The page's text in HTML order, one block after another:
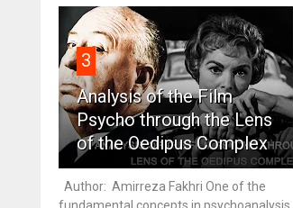
3
Analysis of the Film
Psycho through the Lens
of the Oedipus Complex
Author: Amirreza Fakhri One of the